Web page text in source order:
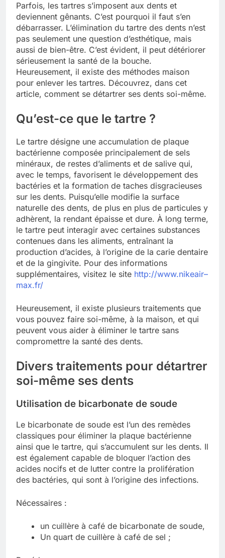
Parfois, les tartres s’imposent aux dents et
deviennent gênants. C’est pourquoi il faut s’en
débarrasser. L’élimination du tartre des dents n’est
pas seulement une question d’esthétique, mais
aussi de bien-être. C’est évident, il peut détériorer
sérieusement la santé de la bouche.
Heureusement, il existe des méthodes maison
pour enlever les tartres. Découvrez, dans cet
article, comment se détartrer ses dents soi-même.
Qu’est-ce que le tartre ?
Le tartre désigne une accumulation de plaque
bactérienne composée principalement de sels
minéraux, de restes d’aliments et de salive qui,
avec le temps, favorisent le développement des
bactéries et la formation de taches disgracieuses
sur les dents. Puisqu’elle modifie la surface
naturelle des dents, de plus en plus de particules y
adhèrent, la rendant épaisse et dure. À long terme,
le tartre peut interagir avec certaines substances
contenues dans les aliments, entraînant la
production d’acides, à l’origine de la carie dentaire
et de la gingivite. Pour des informations
supplémentaires, visitez le site http://www.nikeair–
max.fr/
Heureusement, il existe plusieurs traitements que
vous pouvez faire soi-même, à la maison, et qui
peuvent vous aider à éliminer le tartre sans
compromettre la santé des dents.
Divers traitements pour détartrer
soi-même ses dents
Utilisation de bicarbonate de soude
Le bicarbonate de soude est l’un des remèdes
classiques pour éliminer la plaque bactérienne
ainsi que le tartre, qui s’accumulent sur les dents. Il
est également capable de bloquer l’action des
acides nocifs et de lutter contre la prolifération
des bactéries, qui sont à l’origine des infections.
Nécessaires :
un cuillère à café de bicarbonate de soude,
Un quart de cuillère à café de sel ;